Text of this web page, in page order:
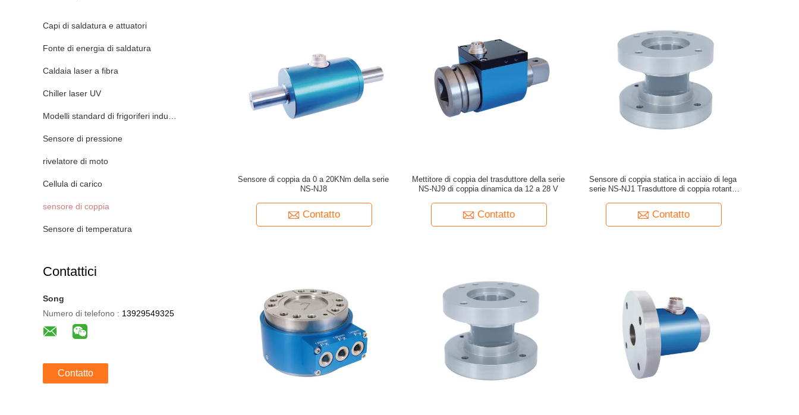
Capi di saldatura e attuatori
Fonte di energia di saldatura
Caldaia laser a fibra
Chiller laser UV
Sensore di pressione
rivelatore di moto
Cellula di carico
sensore di coppia
Sensore di temperatura
Contattici
Song
Numero di telefono : 13929549325
Contatto
Sensore di coppia da 0 a 20KNm della serie
NS-NJ8
Contatto
Mettitore di coppia del trasduttore della serie
NS-NJ9 di coppia dinamica da 12 a 28 V
Contatto
Sensore di coppia statica in acciaio di lega
serie NS-NJ1 Trasduttore di coppia rotante
Contatto